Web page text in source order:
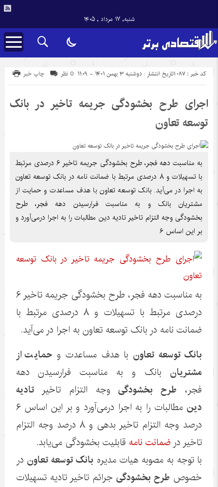
شنبه, ۱۷ مرداد , ۱۴۰۵
تاریخ انتشار : دوشنبه ۳ بهمن ۱۴۰۱ - ۱۱:۰۹ کد خبر : 1087 چاپ خبر 0 نظر
اجرای طرح بخشودگی جریمه تاخیر در بانک
توسعه تعاون
به مناسبت دهه فجر، طرح بخشودگی جریمه تاخیر ۶ درصدی مرتبط
با تسهیلات و ۸ درصدی مرتبط با ضمانت نامه در بانک توسعه تعاون
به اجرا در می‌آید. بانک توسعه تعاون با هدف مساعدت و حمایت از
مشتریان بانک و به مناسبت فرارسیدن دهه فجر، طرح
بخشودگی وجه التزام تاخیر تادیه دین مطالبات را به اجرا درمی‌آورد و
بر این اساس ۶
به مناسبت دهه فجر، طرح بخشودگی جریمه تاخیر ۶
درصدی مرتبط با تسهیلات و ۸ درصدی مرتبط با
ضمانت نامه در بانک توسعه تعاون به اجرا در می‌آید.
بانک توسعه تعاون با هدف مساعدت و حمایت از
مشتریان بانک و به مناسبت فرارسیدن دهه
فجر، طرح بخشودگیوجه التزام تاخیرتادیه
دین
مطالبات را به اجرا درمی‌آورد و بر این اساس ۶
درصد وجه التزام تاخیر بدهی و ۸ درصد وجه التزام
تاخیر در ضمانت نامه قابلیت بخشودگی می‌یابد.
با توجه به مصوبه هیات مدیره بانک توسعه تعاون در
خصوص طرح بخشودگی جرائم تاخیر تادیه تسهیلات